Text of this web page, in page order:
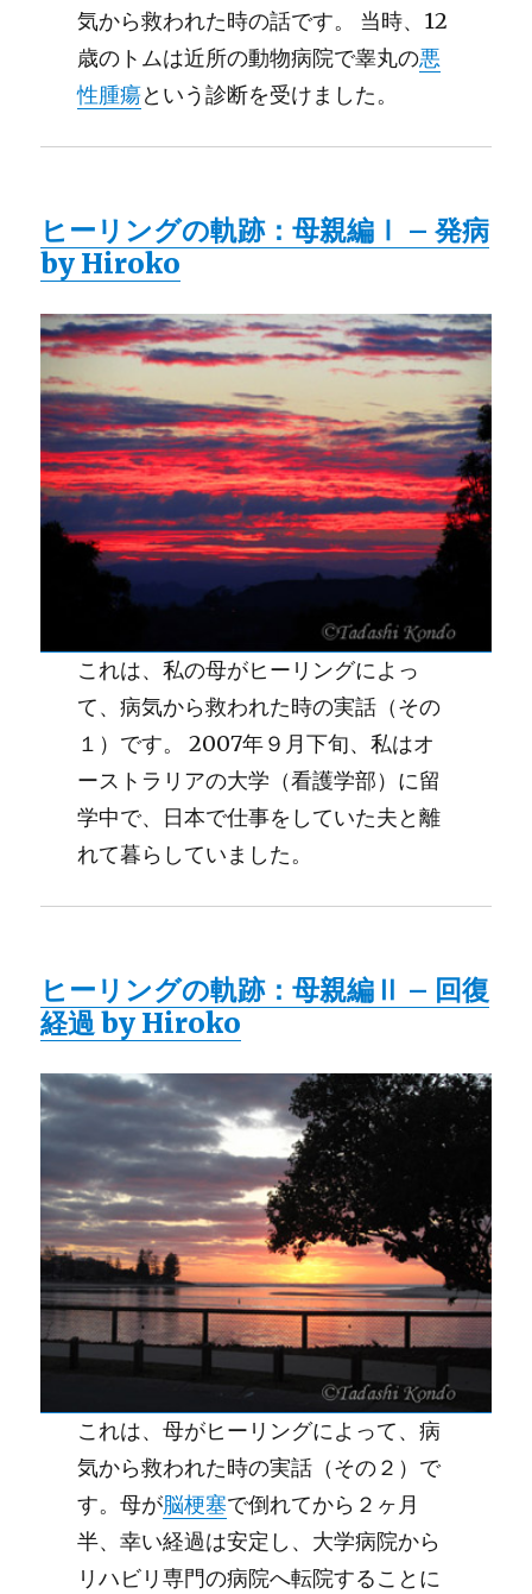
気から救われた時の話です。 当時、12
歳のトムは近所の動物病院で睾丸の悪
性腫瘍という診断を受けました。
ヒーリングの軌跡：母親編Ⅰ – 発病
by Hiroko
これは、私の母がヒーリングによっ
て、病気から救われた時の実話（その
１）です。 2007年９月下旬、私はオ
ーストラリアの大学（看護学部）に留
学中で、日本で仕事をしていた夫と離
れて暮らしていました。
ヒーリングの軌跡：母親編Ⅱ – 回復
経過 by Hiroko
これは、母がヒーリングによって、病
気から救われた時の実話（その２）で
す。母が脳梗塞で倒れてから２ヶ月
半、幸い経過は安定し、大学病院から
リハビリ専門の病院へ転院することに